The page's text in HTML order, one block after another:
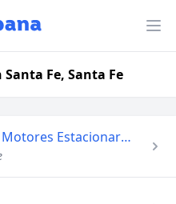
Fe, Santa Fe
Andres de Dios - Servicio de Motores Estacionarios